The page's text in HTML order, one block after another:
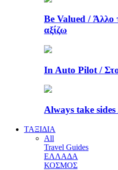
Be Valued / Άλλο
αξίζω
In Auto Pilot /
Always take
ΤΑΞΙΔΙΑ
All
Travel Guides
ΕΛΛΑΔΑ
ΚΟΣΜΟΣ